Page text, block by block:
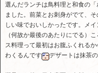
選んだランチは鳥料理と和食の
ました。前菜とお刺身がでて、
しい味でおいしかったです。メ
（何故か最後のあたりにでる）
ス料理って最初はお腹ふくれる
わくるんです
デザートは抹茶